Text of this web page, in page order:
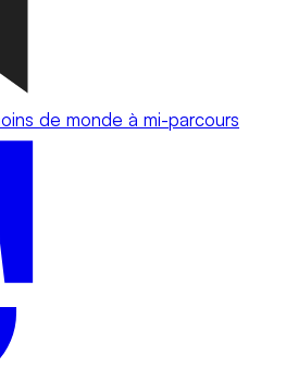
de monde à mi-parcours